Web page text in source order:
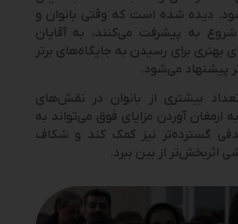
دیده شده است که وقتی بانوان و
به پیشرفت می‌کنند، به آقایان
بهتری برای رسیدن به جایگاه‌های برتر
پیشنهاد می‌شود.
تعداد بیشتری از بانوان در نقش‌های
ارمغان آوردن مزایای فوق می‌تواند به
گسترده‌تر نیز کمک کند و شکاف
اثربخش‌تر از بین ببرد.